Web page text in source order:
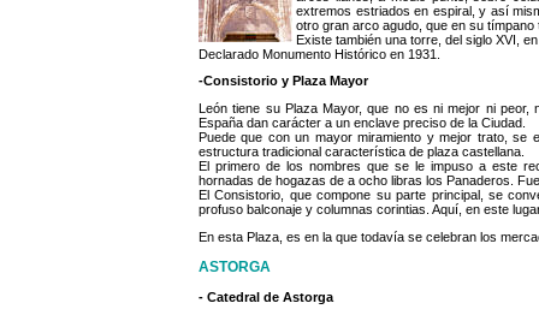
extremos estriados en espiral, y así
otro gran arco agudo, que en su tímpano
Existe también una torre, del siglo XVI,
Declarado Monumento Histórico en 1931.
-Consistorio y Plaza Mayor
León tiene su Plaza Mayor, que no es ni mejor ni
España dan carácter a un enclave preciso de la Ciudad.
Puede que con un mayor miramiento y mejor trato, se
estructura tradicional característica de plaza castellana.
El primero de los nombres que se le impuso a este
hornadas de hogazas de a ocho libras los Panaderos.
El Consistorio, que compone su parte principal, se
profuso balconaje y columnas corintias. Aquí, en este
En esta Plaza, es en la que todavía se celebran los
ASTORGA
- Catedral de Astorga